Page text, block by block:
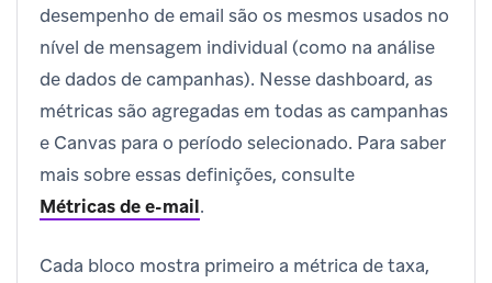
desempenho de email são os mesmos usados no
nível de mensagem individual (como na análise
de dados de campanhas). Nesse dashboard, as
métricas são agregadas em todas as campanhas
e Canvas para o período selecionado. Para saber
mais sobre essas definições, consulte
Métricas de e-mail.
Cada bloco mostra primeiro a métrica de taxa,